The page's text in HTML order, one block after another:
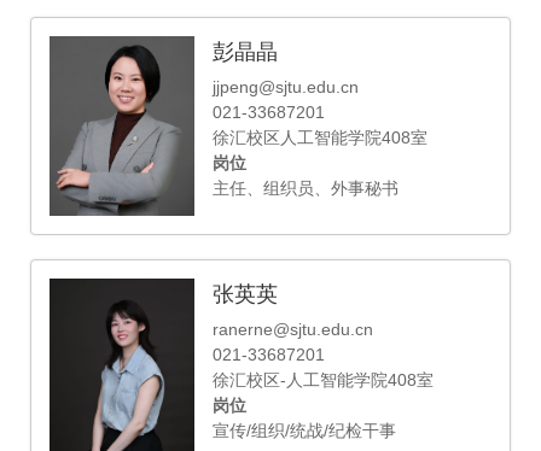
彭晶晶
jjpeng@sjtu.edu.cn
021-33687201
徐汇校区人工智能学院408室
岗位
主任、组织员、外事秘书
张英英
ranerne@sjtu.edu.cn
021-33687201
徐汇校区-人工智能学院408室
岗位
宣传/组织/统战/纪检干事